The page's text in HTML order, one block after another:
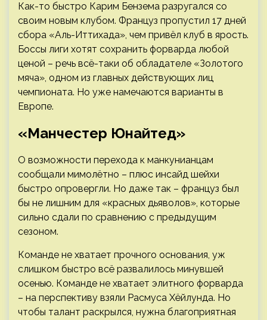
Как-то быстро Карим Бензема разругался со
своим новым клубом. Француз пропустил 17 дней
сбора «Аль-Иттихада», чем привёл клуб в ярость.
Боссы лиги хотят сохранить форварда любой
ценой – речь всё-таки об обладателе «Золотого
мяча», одном из главных действующих лиц
чемпионата. Но уже намечаются варианты в
Европе.
«Манчестер Юнайтед»
О возможности перехода к манкунианцам
сообщали мимолётно – плюс инсайд шейхи
быстро опровергли. Но даже так – француз был
бы не лишним для «красных дьяволов», которые
сильно сдали по сравнению с предыдущим
сезоном.
Команде не хватает прочного основания, уж
слишком быстро всё развалилось минувшей
осенью. Команде не хватает элитного форварда
– на перспективу взяли Расмуса Хёйлунда. Но
чтобы талант раскрылся, нужна благоприятная